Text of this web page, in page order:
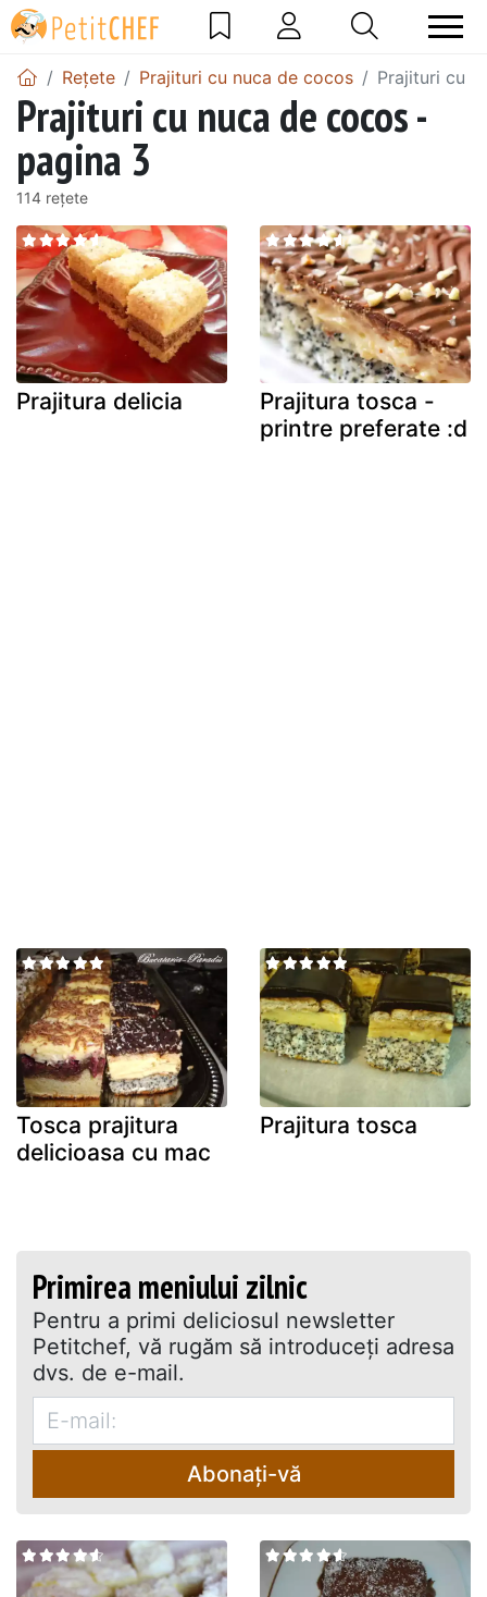
Rețete Prajituri cu nuca de cocos Prajituri cu
Prajituri cu nuca de cocos -
pagina 3
114 rețete
Prajitura delicia
Prajitura tosca -
printre preferate :d
Tosca prajitura
delicioasa cu mac
Prajitura tosca
Primirea meniului zilnic
Pentru a primi deliciosul newsletter
Petitchef, vă rugăm să introduceţi adresa
dvs. de e-mail.
Abonați-vă